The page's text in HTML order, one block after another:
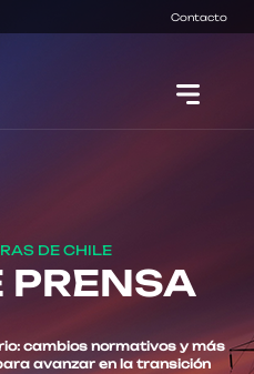
Contacto
DE CHILE
PRENSA
cambios normativos y más
avanzar en la transición